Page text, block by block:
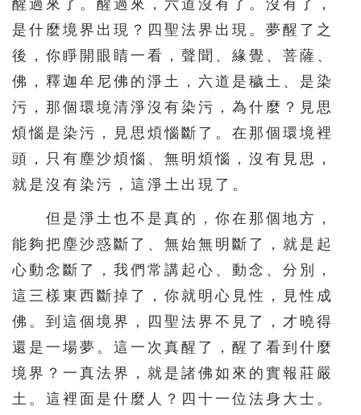
醒過來了。醒過來，六道沒有了。沒有了，
是什麼境界出現？四聖法界出現。夢醒了之
後，你睜開眼睛一看，聲聞、緣覺、菩薩、
佛，釋迦牟尼佛的淨土，六道是穢土、是染
污，那個環境清淨沒有染污，為什麼？見思
煩惱是染污，見思煩惱斷了。在那個環境裡
頭，只有塵沙煩惱、無明煩惱，沒有見思，
就是沒有染污，這淨土出現了。
但是淨土也不是真的，你在那個地方，
能夠把塵沙惑斷了、無始無明斷了，就是起
心動念斷了，我們常講起心、動念、分別，
這三樣東西斷掉了，你就明心見性，見性成
佛。到這個境界，四聖法界不見了，才曉得
還是一場夢。這一次真醒了，醒了看到什麼
境界？一真法界，就是諸佛如來的實報莊嚴
土。這裡面是什麼人？四十一位法身大士。